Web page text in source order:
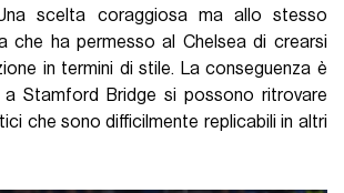
scelta coraggiosa ma allo stesso
che ha permesso al Chelsea di crearsi
in termini di stile. La conseguenza è
Stamford Bridge si possono ritrovare
che sono difficilmente replicabili in altri